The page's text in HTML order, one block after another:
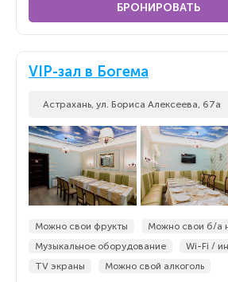
БРОНИРОВАТЬ
VIP-зал в Богема
Астрахань, ул. Бориса Алексеева, 67а
Можно свои фрукты
Можно свои б/а
Музыкальное оборудование
Wi-Fi /
TV экраны
Можно свой алкоголь